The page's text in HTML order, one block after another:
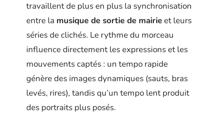
travaillent de plus en plus la synchronisation
entre la musique de sortie de mairieet leurs
séries de clichés. Le rythme du morceau
influence directement les expressions et les
mouvements captés : un tempo rapide
génère des images dynamiques (sauts, bras
levés, rires), tandis qu’un tempo lent produit
des portraits plus posés.